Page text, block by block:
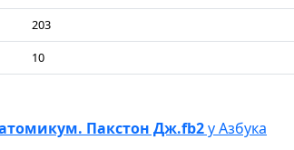
203
10
Пакстон Дж.fb2у Азбука